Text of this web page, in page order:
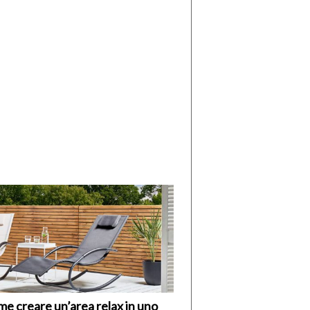
creare un’area relax in uno
di
I
Vespri